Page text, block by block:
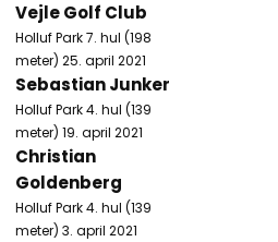
Vejle Golf Club
Holluf Park 7. hul (198
meter) 25. april 2021
Sebastian Junker
Holluf Park 4. hul (139
meter) 19. april 2021
Christian
Goldenberg
Holluf Park 4. hul (139
meter) 3. april 2021